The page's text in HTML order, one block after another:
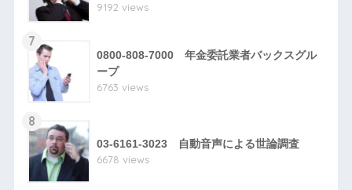
9192 views
7
0800-808-7000 年金委託業者バックスグル
ープ
6763 views
8
03-6161-3023 自動音声による世論調査
6678 views